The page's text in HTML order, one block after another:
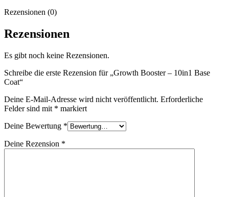
Rezensionen (0)
Rezensionen
Es gibt noch keine Rezensionen.
Schreibe die erste Rezension für „Growth Booster – 10in1 Base
Coat“
Deine E-Mail-Adresse wird nicht veröffentlicht. Erforderliche
Felder sind mit * markiert
Deine Bewertung *
Deine Rezension *